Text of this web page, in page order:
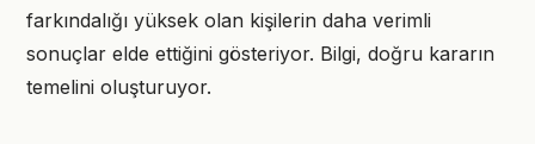
farkındalığı yüksek olan kişilerin daha verimli
sonuçlar elde ettiğini gösteriyor. Bilgi, doğru kararın
temelini oluşturuyor.